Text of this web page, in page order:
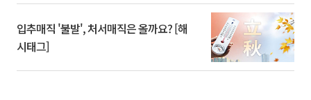
입추매직 '불발', 처서매직은 올까요? [해
시태그]